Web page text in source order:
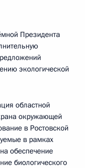
Президента
экологической
областной
окружающей
в Ростовской
в рамках
обеспечение
биологического